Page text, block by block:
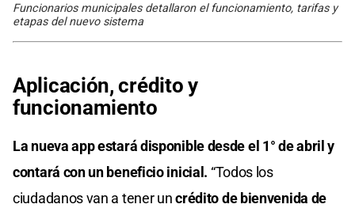
Funcionarios municipales detallaron el funcionamiento, tarifas y
etapas del nuevo sistema
Aplicación, crédito y
funcionamiento
La nueva app estará disponible desde el 1° de abril y
contará con un beneficio inicial. “Todos los
ciudadanos van a tener uncrédito de bienvenida de